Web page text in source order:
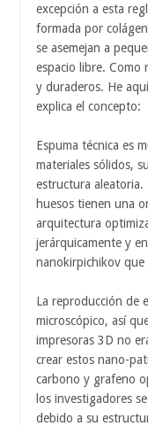
excepción a esta
formada por
se asemejan a
espacio libre. Como
y duraderos. He
explica el concepto:
Espuma técnica es
materiales sólidos,
estructura aleatoria.
huesos tienen una
arquitectura
jerárquicamente y
nanokirpichikov que
La reproducción de
microscópico, así
impresoras 3D no
crear estos nano-
carbono y grafeno
los investigadores
debido a su